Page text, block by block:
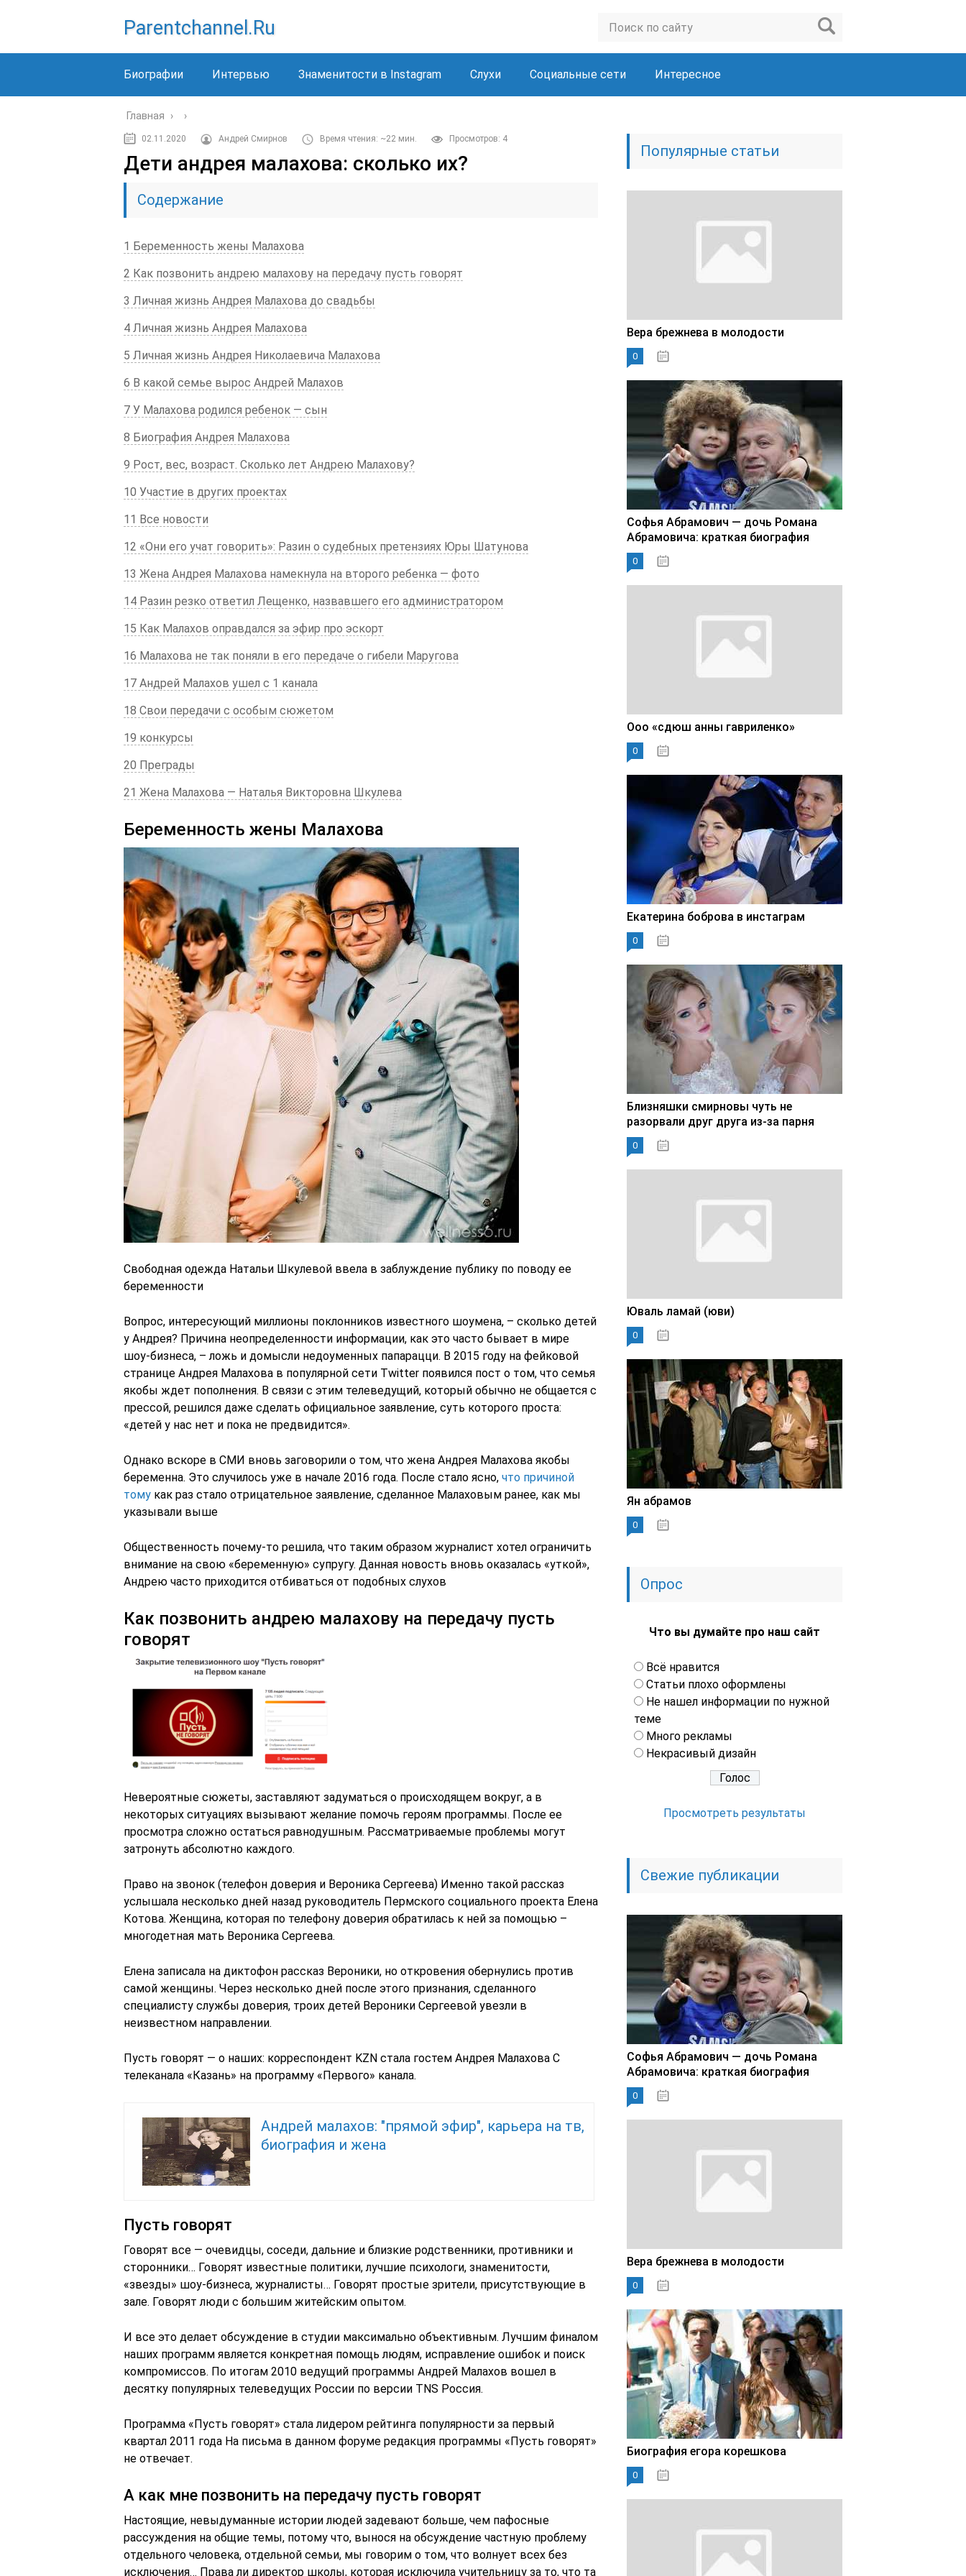
Parentchannel.ru
Биографии Интервью Знаменитости в Instagram Слухи Социальные сети Интересное
Главная › ›
02.11.2020 Андрей Смирнов Время чтения: ~22 мин. Просмотров: 4
Дети андрея малахова: сколько их?
Содержание
1 Беременность жены Малахова
2 Как позвонить андрею малахову на передачу пусть говорят
3 Личная жизнь Андрея Малахова до свадьбы
4 Личная жизнь Андрея Малахова
5 Личная жизнь Андрея Николаевича Малахова
6 В какой семье вырос Андрей Малахов
7 У Малахова родился ребенок — сын
8 Биография Андрея Малахова
9 Рост, вес, возраст. Сколько лет Андрею Малахову?
10 Участие в других проектах
11 Все новости
12 «Они его учат говорить»: Разин о судебных претензиях Юры Шатунова
13 Жена Андрея Малахова намекнула на второго ребенка — фото
14 Разин резко ответил Лещенко, назвавшего его администратором
15 Как Малахов оправдался за эфир про эскорт
16 Малахова не так поняли в его передаче о гибели Маругова
17 Андрей Малахов ушел с 1 канала
18 Свои передачи с особым сюжетом
19 конкурсы
20 Преграды
21 Жена Малахова — Наталья Викторовна Шкулева
Беременность жены Малахова
Свободная одежда Натальи Шкулевой ввела в заблуждение публику по поводу ее
беременности
Вопрос, интересующий миллионы поклонников известного шоумена, – сколько детей
у Андрея? Причина неопределенности информации, как это часто бывает в мире
шоу-бизнеса, – ложь и домысли недоуменных папарацци. В 2015 году на фейковой
странице Андрея Малахова в популярной сети Twitter появился пост о том, что семья
якобы ждет пополнения. В связи с этим телеведущий, который обычно не общается с
прессой, решился даже сделать официальное заявление, суть которого проста:
«детей у нас нет и пока не предвидится».
Однако вскоре в СМИ вновь заговорили о том, что жена Андрея Малахова якобы
беременна. Это случилось уже в начале 2016 года. После стало ясно, что причиной
тому как раз стало отрицательное заявление, сделанное Малаховым ранее, как мы
указывали выше
Общественность почему-то решила, что таким образом журналист хотел ограничить
внимание на свою «беременную» супругу. Данная новость вновь оказалась «уткой»,
Андрею часто приходится отбиваться от подобных слухов
Как позвонить андрею малахову на передачу пусть
говорят
Невероятные сюжеты, заставляют задуматься о происходящем вокруг, а в
некоторых ситуациях вызывают желание помочь героям программы. После ее
просмотра сложно остаться равнодушным. Рассматриваемые проблемы могут
затронуть абсолютно каждого.
Право на звонок (телефон доверия и Вероника Сергеева) Именно такой рассказ
услышала несколько дней назад руководитель Пермского социального проекта Елена
Котова. Женщина, которая по телефону доверия обратилась к ней за помощью –
многодетная мать Вероника Сергеева.
Елена записала на диктофон рассказ Вероники, но откровения обернулись против
самой женщины. Через несколько дней после этого признания, сделанного
специалисту службы доверия, троих детей Вероники Сергеевой увезли в
неизвестном направлении.
Пусть говорят — о наших: корреспондент KZN стала гостем Андрея Малахова С
телеканала «Казань» на программу «Первого» канала.
Андрей малахов: "прямой эфир", карьера на тв,
биография и жена
Пусть говорят
Говорят все — очевидцы, соседи, дальние и близкие родственники, противники и
сторонники… Говорят известные политики, лучшие психологи, знаменитости,
«звезды» шоу-бизнеса, журналисты… Говорят простые зрители, присутствующие в
зале. Говорят люди с большим житейским опытом.
И все это делает обсуждение в студии максимально объективным. Лучшим финалом
наших программ является конкретная помощь людям, исправление ошибок и поиск
компромиссов. По итогам 2010 ведущий программы Андрей Малахов вошел в
десятку популярных телеведущих России по версии TNS Россия.
Программа «Пусть говорят» стала лидером рейтинга популярности за первый
квартал 2011 года На письма в данном форуме редакция программы «Пусть говорят»
не отвечает.
А как мне позвонить на передачу пусть говорят
Настоящие, невыдуманные истории людей задевают больше, чем пафосные
рассуждения на общие темы, потому что, вынося на обсуждение частную проблему
отдельного человека, отдельной семьи, мы говорим о том, что волнует всех без
исключения… Права ли директор школы, которая исключила учительницу за то, что та
Популярные статьи
Вера брежнева в молодости
0
Софья Абрамович — дочь Романа
Абрамовича: краткая биография
0
Ооо «сдюш анны гавриленко»
0
Екатерина боброва в инстаграм
0
Близняшки смирновы чуть не
разорвали друг друга из-за парня
0
Юваль ламай (юви)
0
Ян абрамов
0
Опрос
Что вы думайте про наш сайт
Всё нравится
Статьи плохо оформлены
Не нашел информации по нужной
теме
Много рекламы
Некрасивый дизайн
Просмотреть результаты
Свежие публикации
Софья Абрамович — дочь Романа
Абрамовича: краткая биография
0
Вера брежнева в молодости
0
Биография егора корешкова
0